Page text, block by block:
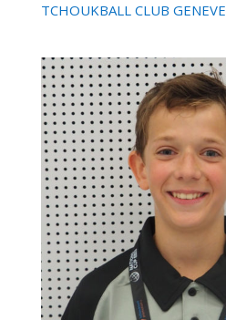
TCHOUKBALL CLUB GENEVE